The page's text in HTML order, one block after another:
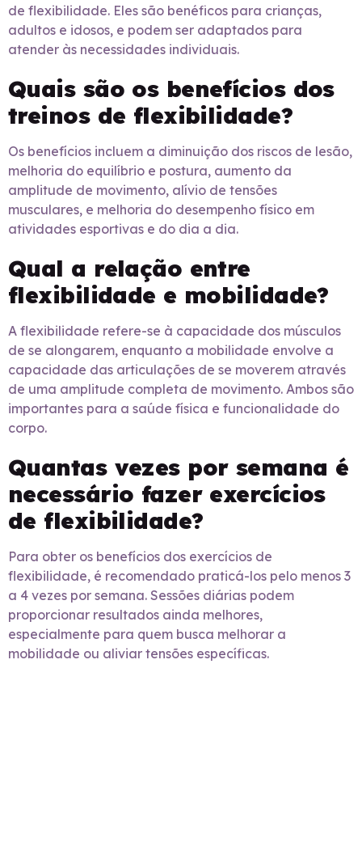
de flexibilidade. Eles são benéficos para crianças,
adultos e idosos, e podem ser adaptados para
atender às necessidades individuais.
Quais são os benefícios dos
treinos de flexibilidade?
Os benefícios incluem a diminuição dos riscos de lesão,
melhoria do equilíbrio e postura, aumento da
amplitude de movimento, alívio de tensões
musculares, e melhoria do desempenho físico em
atividades esportivas e do dia a dia.
Qual a relação entre
flexibilidade e mobilidade?
A flexibilidade refere-se à capacidade dos músculos
de se alongarem, enquanto a mobilidade envolve a
capacidade das articulações de se moverem através
de uma amplitude completa de movimento. Ambos são
importantes para a saúde física e funcionalidade do
corpo.
Quantas vezes por semana é
necessário fazer exercícios
de flexibilidade?
Para obter os benefícios dos exercícios de
flexibilidade, é recomendado praticá-los pelo menos 3
a 4 vezes por semana. Sessões diárias podem
proporcionar resultados ainda melhores,
especialmente para quem busca melhorar a
mobilidade ou aliviar tensões específicas.